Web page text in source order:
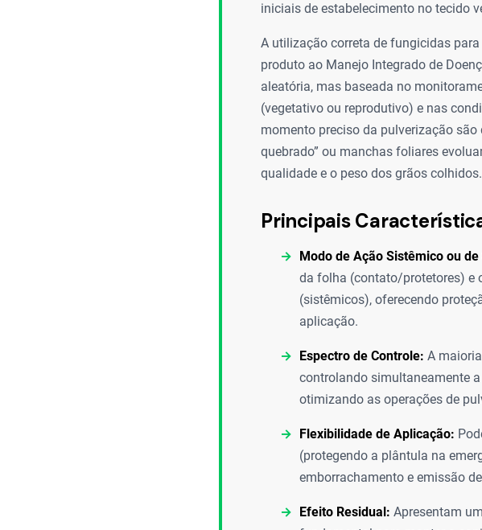
iniciais de estabelecimento no tecido
A utilização correta de fungicidas
produto ao Manejo Integrado de
aleatória, mas baseada no
(vegetativo ou reprodutivo) e nas
momento preciso da pulverização
quebrado” ou manchas foliares
qualidade e o peso dos grãos colhidos.
Principais
Modo de Ação Sistêmico ou de
da folha (contato/protetores) e
(sistêmicos), oferecendo
aplicação.
Espectro de Controle: A
controlando simultaneamente
otimizando as operações de
Flexibilidade de Aplicação:
(protegendo a plântula na
emborrachamento e emissão
Efeito Residual: Apresentam